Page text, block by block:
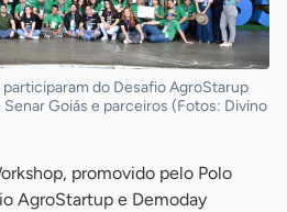
do Desafio AgroStarup
Goiás e parceiros (Fotos: Divino
promovido pelo Polo
AgroStartup e Demoday